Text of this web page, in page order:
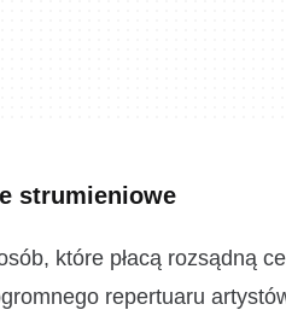
strumieniowe
które płacą rozsądną
repertuaru